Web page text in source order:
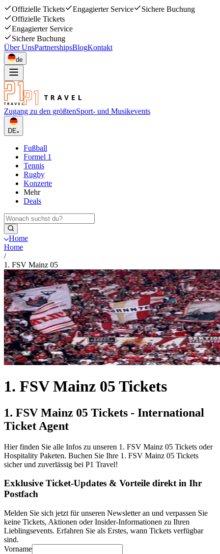
Offizielle Tickets Engagierter Service
Sichere Buchung
Offizielle Tickets
Engagierter Service
Sichere Buchung
Über UnsPartnershipsBlogKontakt
de
Zugang zu den größtenSport- und Musikevents
DE
Fußball
Formel 1
Tennis
Rugby
Konzerte
Mehr
Deals
Home
Home
/
1. FSV Mainz 05
1. FSV Mainz 05 Tickets
1. FSV Mainz 05 Tickets - International
Ticket Agent
Hier finden Sie alle Infos zu unseren 1. FSV Mainz 05 Tickets oder
Hospitality Paketen. Buchen Sie Ihre 1. FSV Mainz 05 Tickets
sicher und zuverlässig bei P1 Travel!
Exklusive Ticket-Updates & Vorteile direkt in Ihr
Postfach
Melden Sie sich jetzt für unseren Newsletter an und verpassen Sie
keine Tickets, Aktionen oder Insider-Informationen zu Ihren
Lieblingsevents. Erfahren Sie als Erstes, wann Tickets verfügbar
sind.
Vorname